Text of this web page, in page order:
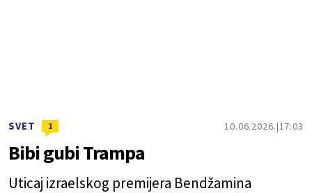
SVET 1 10.06.2026. 17:03
Bibi gubi Trampa
Uticaj izraelskog premijera Bendžamina